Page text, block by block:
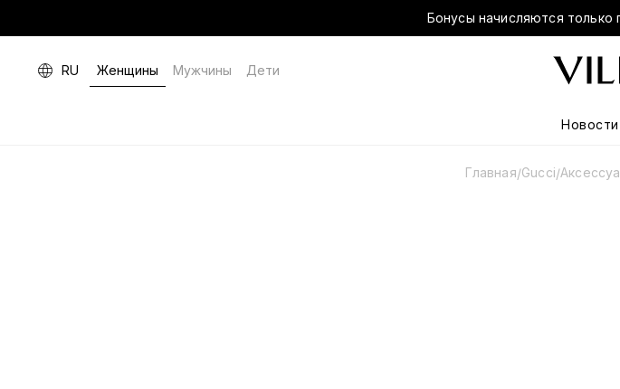
Бонусы начисляются только
RU Женщины Мужчины Дети
Новости
Главная/Gucci/